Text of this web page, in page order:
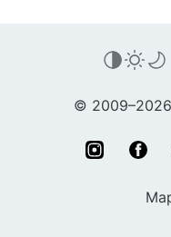
©